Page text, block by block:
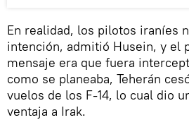
En realidad, los pilotos iraníes
intención, admitió Husein, y el
mensaje era que fuera
como se planeaba, Teherán
vuelos de los F-14, lo cual dio
ventaja a Irak.